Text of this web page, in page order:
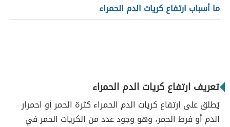
ما أسباب ارتفاع كريات الدم الحمراء
تعريف ارتفاع كريات الدم الحمراء
يُطلق على ارتفاع كريات الدم الحمراء كثرة الحمر أو احمرار
الدم أو فرط الحمر، وهو وجود عدد من الكريات الحمر في